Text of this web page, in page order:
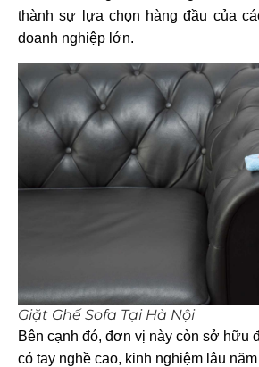
thành sự lựa chọn hàng đầu của
doanh nghiệp lớn.
Giặt Ghế Sofa Tại Hà Nội
Bên cạnh đó, đơn vị này còn sở hữu
có tay nghề cao, kinh nghiệm lâu